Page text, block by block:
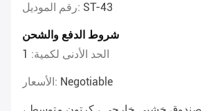
رقم الموديل: ST-43
شروط الدفع والشحن
الحد الأدنى لكمية: 1
الأسعار: Negotiable